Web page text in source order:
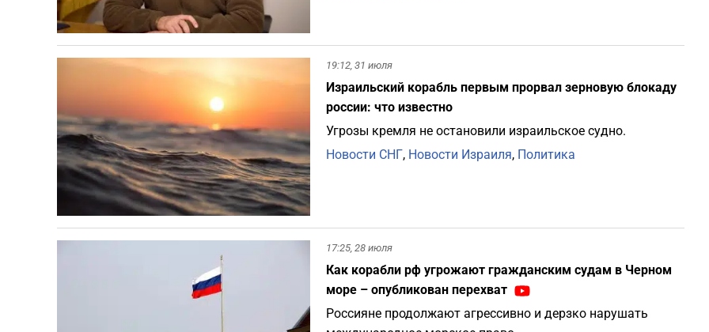
19:12, 31 июля
Израильский корабль первым прорвал зерновую блокаду
россии: что известно
Угрозы кремля не остановили израильское судно.
Новости СНГ, Новости Израиля, Политика
17:25, 28 июля
Как корабли рф угрожают гражданским судам в Черном
море – опубликован перехват
Россияне продолжают агрессивно и дерзко нарушать